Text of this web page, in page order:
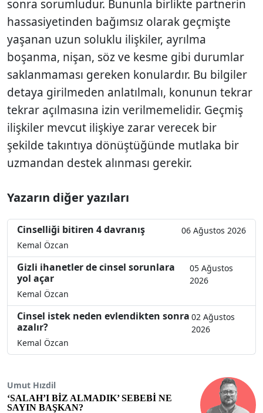
sonra sorumludur. Bununla birlikte partnerin
hassasiyetinden bağımsız olarak geçmiş­te
yaşanan uzun soluklu ilişkiler, ayrılma
boşanma, nişan, söz ve kesme gibi durumlar
saklanmaması gereken konulardır. Bu bilgiler
detaya girilmeden anlatılmalı, konunun tekrar
tekrar açılmasına izin verilmemelidir. Geçmiş
ilişkiler mevcut ilişkiye zarar verecek bir
şekilde takıntıya dönüştüğünde mutlaka bir
uzmandan destek alınması gerekir.
Yazarın diğer yazıları
Cinselliği bitiren 4 davranış
06 Ağustos 2026
Kemal Özcan
Gizli ihanetler de cinsel sorunlara
yol açar
05 Ağustos
2026
Kemal Özcan
Cinsel istek neden evlendikten sonra
azalır?
02 Ağustos
2026
Kemal Özcan
Umut Hızdil
‘SALAH’I BİZ ALMADIK’ SEBEBİ NE
SAYIN BAŞKAN?